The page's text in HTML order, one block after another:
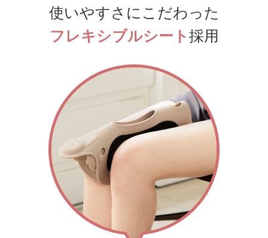
使いやすさにこだわった
フレキシブルシート採用